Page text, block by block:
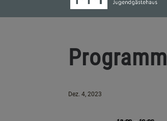
Programm
Dez. 4, 2023